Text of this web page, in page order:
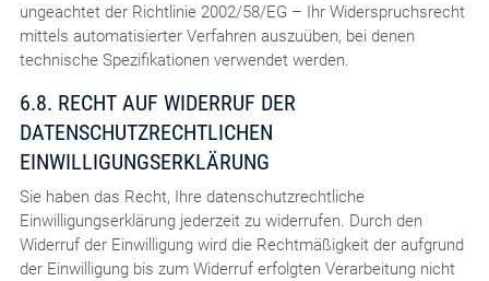
ungeachtet der Richtlinie 2002/58/EG – Ihr Widerspruchsrecht
mittels automatisierter Verfahren auszuüben, bei denen
technische Spezifikationen verwendet werden.
6.8. RECHT AUF WIDERRUF DER
DATENSCHUTZRECHTLICHEN
EINWILLIGUNGSERKLÄRUNG
Sie haben das Recht, Ihre datenschutzrechtliche
Einwilligungserklärung jederzeit zu widerrufen. Durch den
Widerruf der Einwilligung wird die Rechtmäßigkeit der aufgrund
der Einwilligung bis zum Widerruf erfolgten Verarbeitung nicht